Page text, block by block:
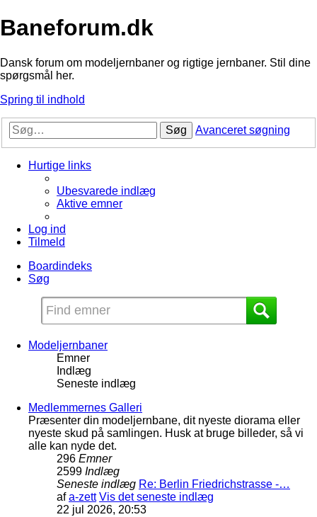
Baneforum.dk
Dansk forum om modeljernbaner og rigtige jernbaner. Stil dine
spørgsmål her.
Spring til indhold
Søg Avanceret søgning
Hurtige links
Ubesvarede indlæg
Aktive emner
Log ind
Tilmeld
Boardindeks
Søg
Modeljernbaner
Emner
Indlæg
Seneste indlæg
Medlemmernes Galleri
Præsenter din modeljernbane, dit nyeste diorama eller
nyeste skud på samlingen. Husk at bruge billeder, så vi
alle kan nyde det.
296 Emner
2599 Indlæg
Seneste indlæg Re: Berlin Friedrichstrasse -…
afa-zett Vis det seneste indlæg
22 jul 2026, 20:53